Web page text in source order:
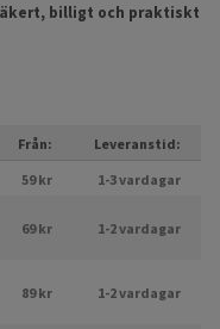
billigt och praktiskt
Från:
Leveranstid:
59 kr
1-3 vardagar
69 kr 1-2 vardagar
89 kr 1-2 vardagar